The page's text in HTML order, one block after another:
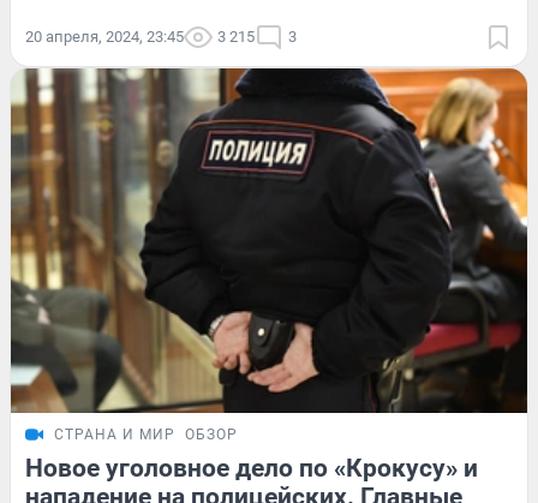
20 апреля, 2024, 23:45 3 215 3
СТРАНА И МИР ОБЗОР
Новое уголовное дело по «Крокусу» и
нападение на полицейских. Главные